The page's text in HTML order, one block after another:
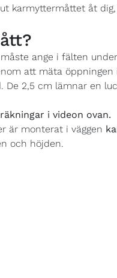
karmyttermåttet åt
ange i fälten
att mäta
2,5 cm lämnar en
i videon ovan.
är monterat i väggen
och höjden.